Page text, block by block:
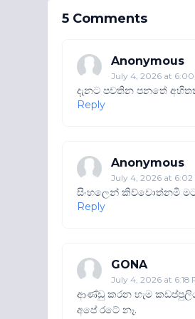
5 Comments
Anonymous
July 4, 2026 at 6:00
දැනට පවතින පනතේ
Reply
Anonymous
July 4, 2026 at 6:02
සිංහලෙන් කිව්වොත්නමි
Reply
GONA
July 4, 2026 at 6:18
ආණ්ඩු කරන හැම
අපේ රටේ නෑ.